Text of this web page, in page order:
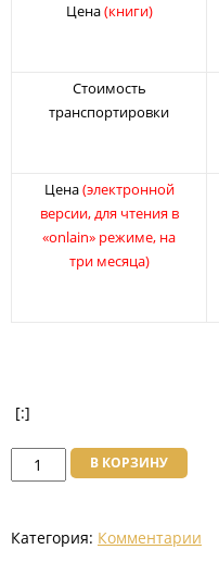
Цена(книги)
Стоимость
транспортировки
Цена(электронной
версии, для чтения в
«onlain» режиме, на
три месяца)
[:]
Количество
товара
к
В КОРЗИНУ
Категория: Комментарии